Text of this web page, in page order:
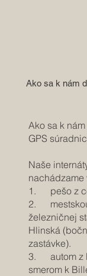
Ako sa k nám
Ako sa k
GPS
Naše
nachádzame
1. pešo z
2. mestskou
železničnej
Hlinská
zastávke).
3. autom z
smerom k